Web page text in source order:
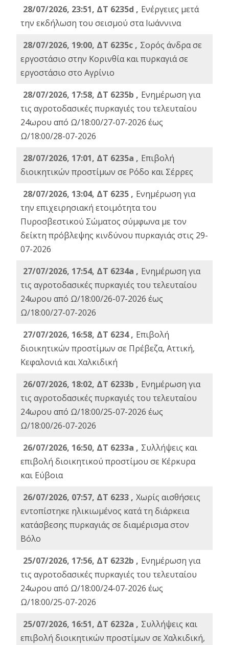
28/07/2026, 23:51, ΔΤ 6235d , Ενέργειες μετά
την εκδήλωση του σεισμού στα Ιωάννινα
28/07/2026, 19:00, ΔΤ 6235c , Σορός άνδρα σε
εργοστάσιο στην Κορινθία και πυρκαγιά σε
εργοστάσιο στο Αγρίνιο
28/07/2026, 17:58, ΔΤ 6235b , Ενημέρωση για
τις αγροτοδασικές πυρκαγιές του τελευταίου
24ωρου από Ω/18:00/27-07-2026 έως
Ω/18:00/28-07-2026
28/07/2026, 17:01, ΔΤ 6235a , Eπιβολή
διοικητικών προστίμων σε Ρόδο και Σέρρες
28/07/2026, 13:04, ΔΤ 6235 , Ενημέρωση για
την επιχειρησιακή ετοιμότητα του
Πυροσβεστικού Σώματος σύμφωνα με τον
δείκτη πρόβλεψης κινδύνου πυρκαγιάς στις 29-
07-2026
27/07/2026, 17:54, ΔΤ 6234a , Ενημέρωση για
τις αγροτοδασικές πυρκαγιές του τελευταίου
24ωρου από Ω/18:00/26-07-2026 έως
Ω/18:00/27-07-2026
27/07/2026, 16:58, ΔΤ 6234 , Eπιβολή
διοικητικών προστίμων σε Πρέβεζα, Αττική,
Κεφαλονιά και Χαλκιδική
26/07/2026, 18:02, ΔΤ 6233b , Ενημέρωση για
τις αγροτοδασικές πυρκαγιές του τελευταίου
24ωρου από Ω/18:00/25-07-2026 έως
Ω/18:00/26-07-2026
26/07/2026, 16:50, ΔΤ 6233a , Συλλήψεις και
επιβολή διοικητικού προστίμου σε Κέρκυρα
και Εύβοια
26/07/2026, 07:57, ΔΤ 6233 , Χωρίς αισθήσεις
εντοπίστηκε ηλικιωμένος κατά τη διάρκεια
κατάσβεσης πυρκαγιάς σε διαμέρισμα στον
Βόλο
25/07/2026, 17:56, ΔΤ 6232b , Ενημέρωση για
τις αγροτοδασικές πυρκαγιές του τελευταίου
24ωρου από Ω/18:00/24-07-2026 έως
Ω/18:00/25-07-2026
25/07/2026, 16:51, ΔΤ 6232a , Συλλήψεις και
επιβολή διοικητικών προστίμων σε Χαλκιδική,